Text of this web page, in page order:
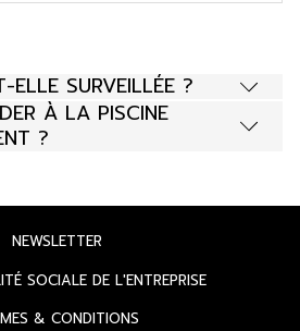
ELLE SURVEILLÉE ?
À LA PISCINE
?
NEWSLETTEROUVRIR
NOUVEL
SOCIALE DE L'ENTREPRISEOUVRIR
& CONDITIONS